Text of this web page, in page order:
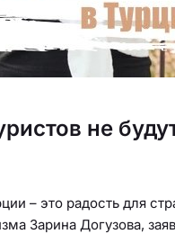
не
– это радость для
Зарина Догузова,